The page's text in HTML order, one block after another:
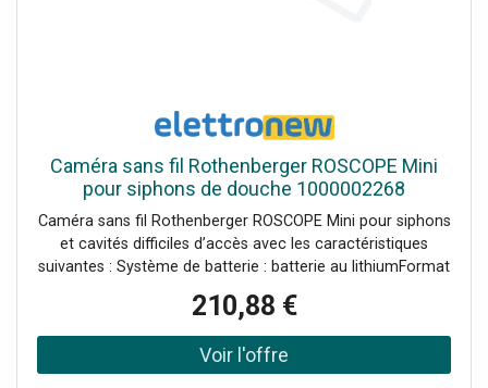
Caméra sans fil Rothenberger ROSCOPE Mini
pour siphons de douche 1000002268
Caméra sans fil Rothenberger ROSCOPE Mini pour siphons
et cavités difficiles d’accès avec les caractéristiques
suivantes : Système de batterie : batterie au lithiumFormat
d'écran : LcdLongueur du câble : 1,2 mètreTaille de l'écran
avec unités : 2,5 poucesDiamètre du câble : 5,5
mmDiamètre de la tête de caméra : 8,5 mmCapacité de la
210,88 €